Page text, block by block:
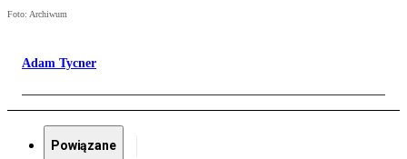
Foto: Archiwum
Adam Tycner
Powiązane